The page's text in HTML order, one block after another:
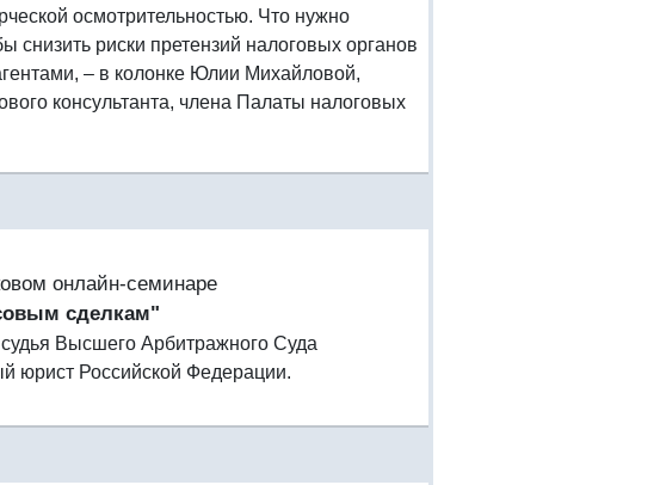
осмотрительностью. Что нужно
снизить риски претензий налоговых органов
– в колонке Юлии Михайловой,
консультанта, члена Палаты налоговых
онлайн-семинаре
сделкам"
Высшего Арбитражного Суда
юрист Российской Федерации.